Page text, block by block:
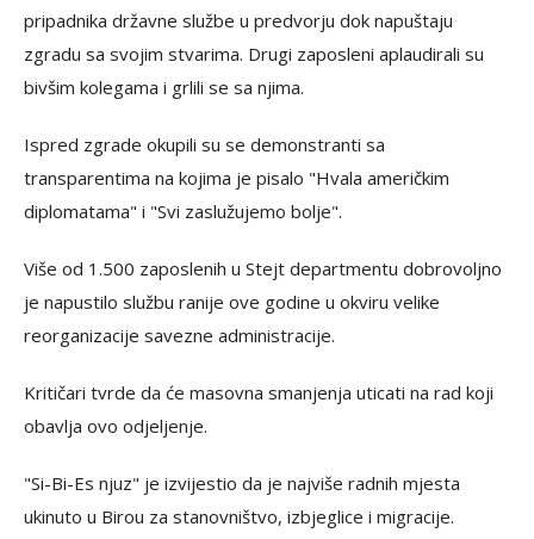
pripadnika državne službe u predvorju dok napuštaju
zgradu sa svojim stvarima. Drugi zaposleni aplaudirali su
bivšim kolegama i grlili se sa njima.
Ispred zgrade okupili su se demonstranti sa
transparentima na kojima je pisalo "Hvala američkim
diplomatama" i "Svi zaslužujemo bolje".
Više od 1.500 zaposlenih u Stejt departmentu dobrovoljno
je napustilo službu ranije ove godine u okviru velike
reorganizacije savezne administracije.
Kritičari tvrde da će masovna smanjenja uticati na rad koji
obavlja ovo odjeljenje.
"Si-Bi-Es njuz" je izvijestio da je najviše radnih mjesta
ukinuto u Birou za stanovništvo, izbjeglice i migracije.